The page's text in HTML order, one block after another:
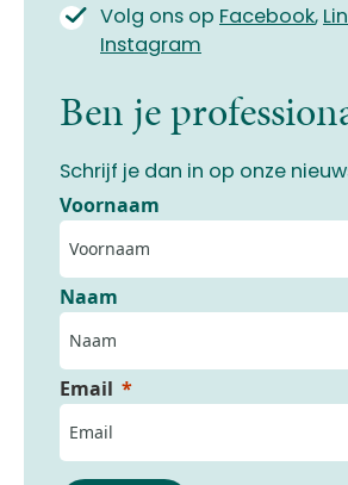
Volg ons op Facebook,
Instagram
Ben je
Schrijf je dan in op onze
Voornaam
Naam
Email